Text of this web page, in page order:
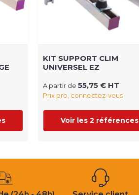
KIT SUPPORT CLIM
UNIVERSEL EZ
A partir de 55,75 € HT
Prix pro, connectez-vous
Voir les 2 références